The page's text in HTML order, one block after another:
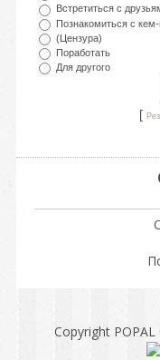
Встретиться с
Познакомиться с
(Цензура)
Поработать
Для другого
[
Copyright